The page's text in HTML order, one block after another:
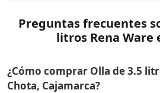
Preguntas frecuentes
litros Rena Ware
¿Cómo comprar Olla de 3.5
Chota, Cajamarca?